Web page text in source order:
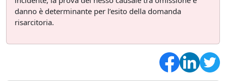
danno è determinante per l’esito della domanda
risarcitoria.